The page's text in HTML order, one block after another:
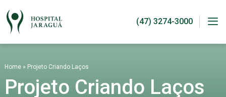
para
conteúdo
Home» Projeto Criando Laços
Projeto Criando Laços